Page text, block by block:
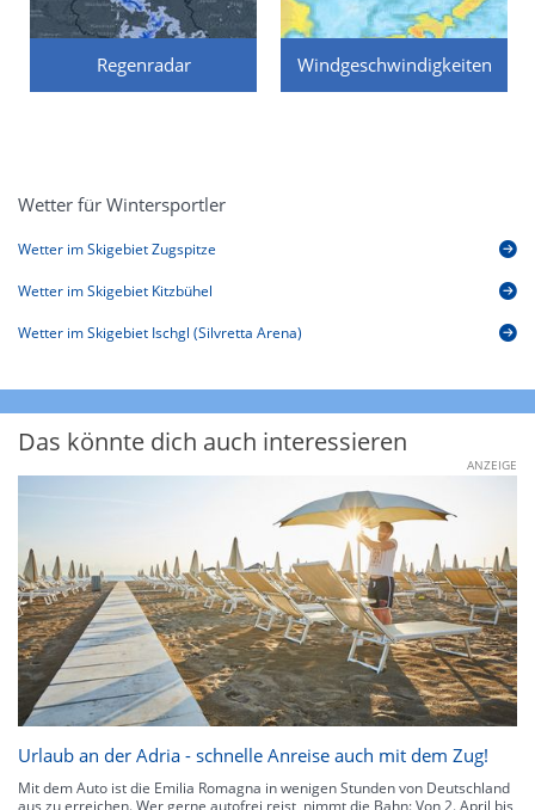
Regenradar Windgeschwindigkeiten
Wetter für Wintersportler
Wetter im Skigebiet Zugspitze
Wetter im Skigebiet Kitzbühel
Wetter im Skigebiet Ischgl (Silvretta Arena)
Das könnte dich auch interessieren
ANZEIGE
Urlaub an der Adria - schnelle Anreise auch mit dem Zug!
Mit dem Auto ist die Emilia Romagna in wenigen Stunden von Deutschland
aus zu erreichen. Wer gerne autofrei reist, nimmt die Bahn: Von 2. April bis